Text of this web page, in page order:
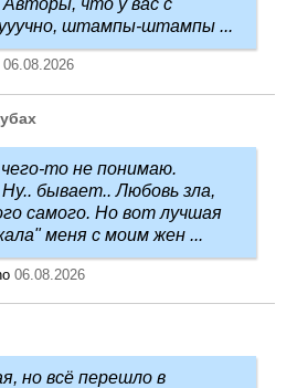
штампы-штампы ...
06.08.2026
то не понимаю.
бывает.. Любовь зла,
самого. Но вот лучшая
меня с моим жен ...
06.08.2026
но всё перешло в